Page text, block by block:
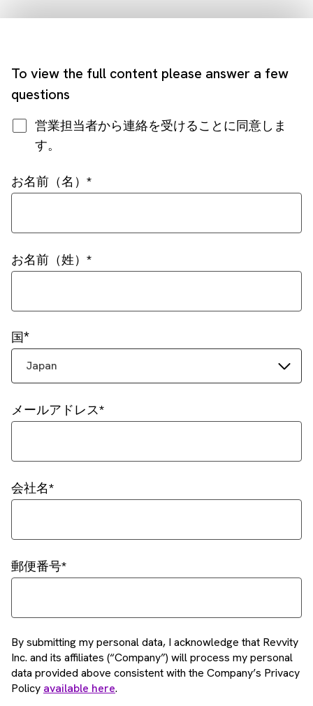
To view the full content please answer a few
questions
営業担当者から連絡を受けることに同意しま
す。
お名前（名）
お名前（姓）
国
Japan
メールアドレス
会社名
郵便番号
By submitting my personal data, I acknowledge that Revvity
Inc. and its affiliates (“Company”) will process my personal
data provided above consistent with the Company’s Privacy
Policy available here.